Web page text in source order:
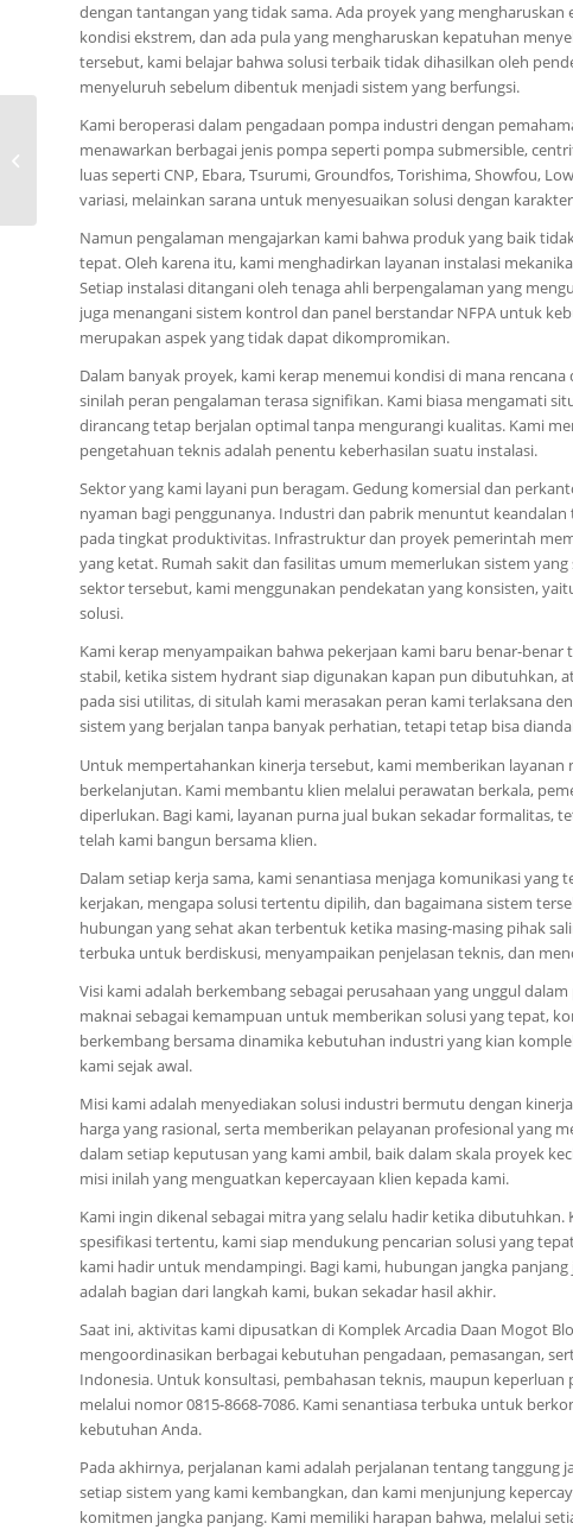
dengan tantangan yang tidak sama. Ada proyek yang
kondisi ekstrem, dan ada pula yang mengharuskan kepatuhan
tersebut, kami belajar bahwa solusi terbaik tidak dihasilkan oleh
menyeluruh sebelum dibentuk menjadi sistem yang berfungsi.
Kami beroperasi dalam pengadaan pompa industri dengan
menawarkan berbagai jenis pompa seperti pompa submersible,
luas seperti CNP, Ebara, Tsurumi, Groundfos, Torishima, Showfou,
variasi, melainkan sarana untuk menyesuaikan solusi dengan
Namun pengalaman mengajarkan kami bahwa produk yang baik
tepat. Oleh karena itu, kami menghadirkan layanan instalasi
Setiap instalasi ditangani oleh tenaga ahli berpengalaman yang
juga menangani sistem kontrol dan panel berstandar NFPA untuk
merupakan aspek yang tidak dapat dikompromikan.
Dalam banyak proyek, kami kerap menemui kondisi di mana
sinilah peran pengalaman terasa signifikan. Kami biasa mengamati
dirancang tetap berjalan optimal tanpa mengurangi kualitas. Kami
pengetahuan teknis adalah penentu keberhasilan suatu instalasi.
Sektor yang kami layani pun beragam. Gedung komersial dan
nyaman bagi penggunanya. Industri dan pabrik menuntut
pada tingkat produktivitas. Infrastruktur dan proyek pemerintah
yang ketat. Rumah sakit dan fasilitas umum memerlukan sistem
sektor tersebut, kami menggunakan pendekatan yang konsisten,
solusi.
Kami kerap menyampaikan bahwa pekerjaan kami baru benar-
stabil, ketika sistem hydrant siap digunakan kapan pun dibutuhkan,
pada sisi utilitas, di situlah kami merasakan peran kami terlaksana
sistem yang berjalan tanpa banyak perhatian, tetapi tetap bisa
Untuk mempertahankan kinerja tersebut, kami memberikan
berkelanjutan. Kami membantu klien melalui perawatan berkala,
diperlukan. Bagi kami, layanan purna jual bukan sekadar formalitas,
telah kami bangun bersama klien.
Dalam setiap kerja sama, kami senantiasa menjaga komunikasi
kerjakan, mengapa solusi tertentu dipilih, dan bagaimana sistem
hubungan yang sehat akan terbentuk ketika masing-masing pihak
terbuka untuk berdiskusi, menyampaikan penjelasan teknis, dan
Visi kami adalah berkembang sebagai perusahaan yang unggul
maknai sebagai kemampuan untuk memberikan solusi yang tepat,
berkembang bersama dinamika kebutuhan industri yang kian
kami sejak awal.
Misi kami adalah menyediakan solusi industri bermutu dengan
harga yang rasional, serta memberikan pelayanan profesional yang
dalam setiap keputusan yang kami ambil, baik dalam skala proyek
misi inilah yang menguatkan kepercayaan klien kepada kami.
Kami ingin dikenal sebagai mitra yang selalu hadir ketika
spesifikasi tertentu, kami siap mendukung pencarian solusi yang
kami hadir untuk mendampingi. Bagi kami, hubungan jangka
adalah bagian dari langkah kami, bukan sekadar hasil akhir.
Saat ini, aktivitas kami dipusatkan di Komplek Arcadia Daan Mogot
mengoordinasikan berbagai kebutuhan pengadaan, pemasangan,
Indonesia. Untuk konsultasi, pembahasan teknis, maupun
melalui nomor 0815-8668-7086. Kami senantiasa terbuka untuk
kebutuhan Anda.
Pada akhirnya, perjalanan kami adalah perjalanan tentang tanggung
setiap sistem yang kami kembangkan, dan kami menjunjung
komitmen jangka panjang. Kami memiliki harapan bahwa, melalui
0815-8668-7086, Daftar
Harga Pompa
Centrifugal Ebara GS
End Suction Volute ...